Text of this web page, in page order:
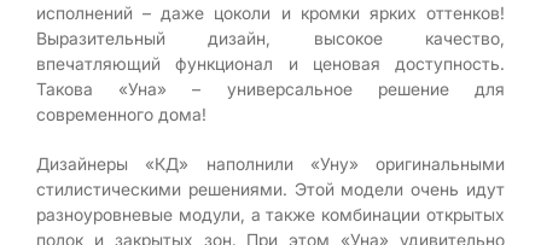
исполнений – даже цоколи и кромки ярких оттенков!
Выразительный дизайн, высокое качество,
впечатляющий функционал и ценовая доступность.
Такова «Уна» – универсальное решение для
современного дома!
Дизайнеры «КД» наполнили «Уну» оригинальными
стилистическими решениями. Этой модели очень идут
разноуровневые модули, а также комбинации открытых
полок и закрытых зон. При этом «Уна» удивительно